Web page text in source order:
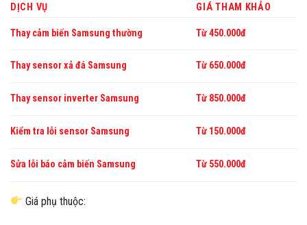
DỊCH VỤ GIÁ THAM KHẢO
Thay cảm biến Samsung thường Từ 450.000đ
Thay sensor xả đá Samsung Từ 650.000đ
Thay sensor inverter Samsung Từ 850.000đ
Kiểm tra lỗi sensor Samsung Từ 150.000đ
Sửa lỗi báo cảm biến Samsung Từ 550.000đ
Giá phụ thuộc: